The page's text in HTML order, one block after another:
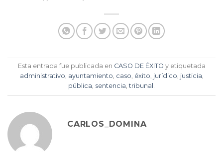
Esta entrada fue publicada en CASO DE ÉXITO y etiquetada
administrativo, ayuntamiento, caso, éxito, jurídico, justicia,
pública, sentencia,tribunal .
CARLOS_DOMINA